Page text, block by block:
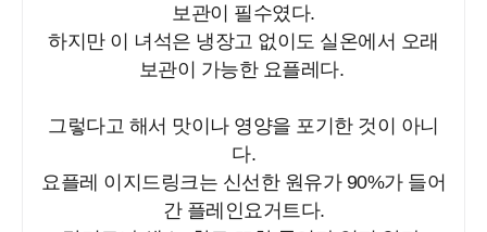
보관이 필수였다.
하지만 이 녀석은 냉장고 없이도 실온에서 오래
보관이 가능한 요플레다.
그렇다고 해서 맛이나 영양을 포기한 것이 아니
다.
요플레 이지드링크는 신선한 원유가 90%가 들어
간 플레인요거트다.